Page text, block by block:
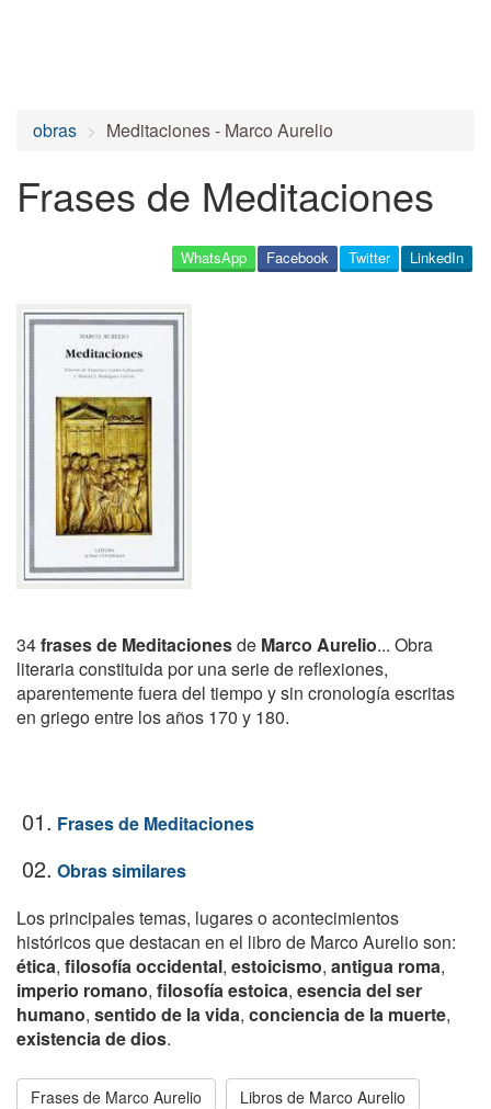
obras Meditaciones - Marco Aurelio
Frases de Meditaciones
LinkedIn
Twitter
Facebook
WhatsApp
34frases de Meditacionesde Marco Aurelio... Obra
literaria constituida por una serie de reflexiones,
aparentemente fuera del tiempo y sin cronología escritas
en griego entre los años 170 y 180.
01. Frases de Meditaciones
02. Obras similares
Los principales temas, lugares o acontecimientos
históricos que destacan en el libro de Marco Aurelio son:
ética, filosofía occidental, estoicismo, antigua roma,
imperio romano, filosofía estoica, esencia del ser
humano, sentido de la vida, conciencia de la muerte,
existencia de dios.
Frases de Marco Aurelio Libros de Marco Aurelio